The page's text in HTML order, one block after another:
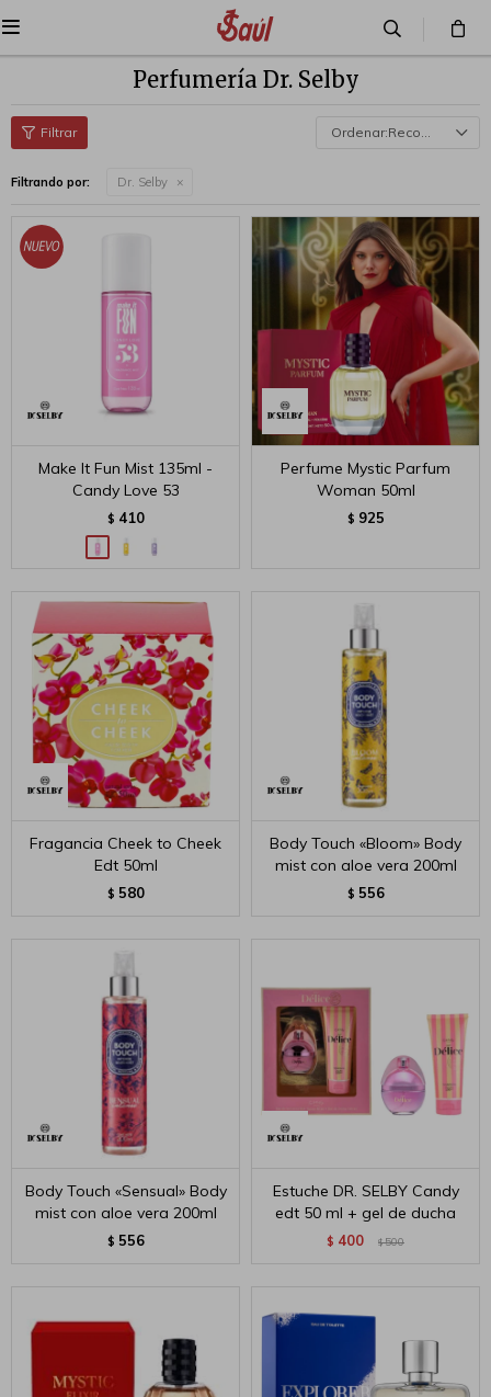

Perfumería Dr. Selby
Recomendados
Filtrando por: Dr. Selby
Make It Fun Mist 135ml -
Candy Love 53
$ 410
Perfume Mystic Parfum
Woman 50ml
$ 925
Fragancia Cheek to Cheek
Edt 50ml
$ 580
Body Touch «Bloom» Body
mist con aloe vera 200ml
$ 556
Body Touch «Sensual» Body
mist con aloe vera 200ml
$ 556
Estuche DR. SELBY Candy
edt 50 ml + gel de ducha
$ 400 $ 500